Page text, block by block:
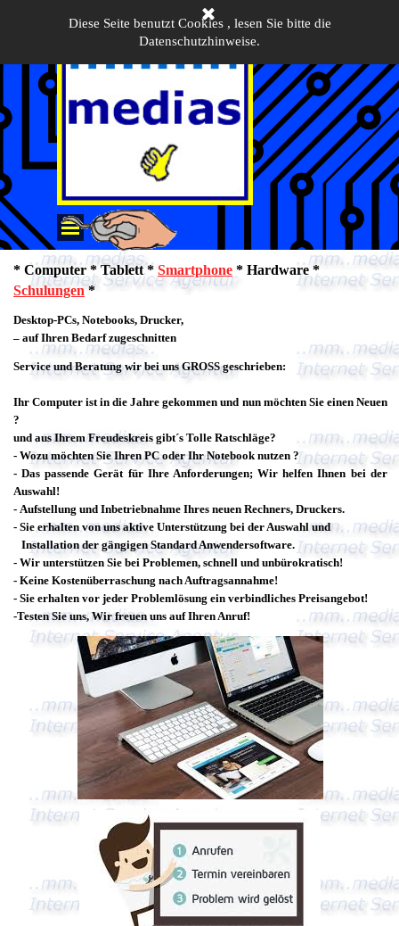
Diese Seite benutzt Cookies , lesen Sie bitte die
Datenschutzhinweise.
Menü überspringen
* Computer * Tablett * Smartphone * Hardware *
Schulungen*
Desktop-PCs, Notebooks, Drucker,
– auf Ihren Bedarf zugeschnitten
Service und Beratung wir bei uns GROSS geschrieben:
Ihr Computer ist in die Jahre gekommen und nun möchten Sie einen Neuen
?
und aus Ihrem Freudeskreis gibt´s Tolle Ratschläge?
- Wozu möchten Sie Ihren PC oder Ihr Notebook nutzen ?
- Das passende Gerät für Ihre Anforderungen;Wir helfen Ihnen bei der
Auswahl!
- Aufstellung und Inbetriebnahme Ihres neuen Rechners, Druckers.
- Sieerhalten von uns aktive Unterstützung bei der Auswahl und
Installation der gängigen Standard Anwendersoftware.
- Wir unterstützen Sie bei Problemen, schnell und unbürokratisch!
- Keine Kostenüberraschung nach Auftragsannahme!
- Sie erhalten vor jeder Problemlösung ein verbindliches Preisangebot!
-Testen Sie uns, Wir freuen uns auf Ihren Anruf!